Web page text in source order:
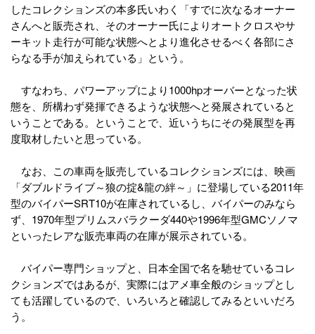
したコレクションズの本多氏いわく「すでに次なるオーナー
さんへと販売され、そのオーナー氏によりオートクロスやサ
ーキット走行が可能な状態へとより進化させるべく各部にさ
らなる手が加えられている」という。
すなわち、パワーアップにより1000hpオーバーとなった状
態を、所構わず発揮できるような状態へと発展されていると
いうことである。ということで、近いうちにその発展型を再
度取材したいと思っている。
なお、この車両を販売しているコレクションズには、映画
「ダブルドライブ～狼の掟&龍の絆～」に登場している2011年
型のバイパーSRT10が在庫されているし、バイパーのみなら
ず、1970年型プリムスバラクーダ440や1996年型GMCソノマ
といったレアな販売車両の在庫が展示されている。
バイパー専門ショップと、日本全国で名を馳せているコレ
クションズではあるが、実際にはアメ車全般のショップとし
ても活躍しているので、いろいろと確認してみるといいだろ
う。